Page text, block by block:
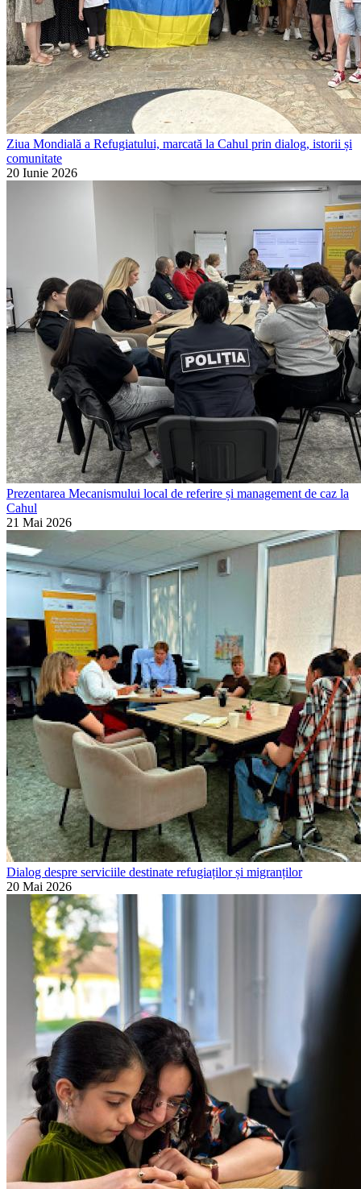
Ziua Mondială a Refugiatului, marcată la Cahul prin dialog, istorii și
comunitate
20 Iunie 2026
Prezentarea Mecanismului local de referire și management de caz la
Cahul
21 Mai 2026
Dialog despre serviciile destinate refugiaților și migranților
20 Mai 2026